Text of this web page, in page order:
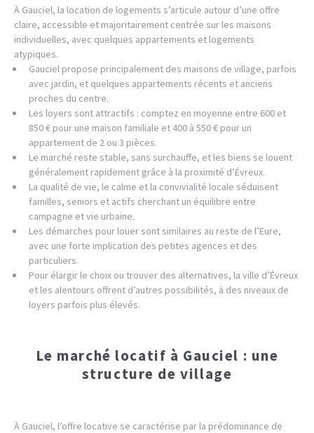
À Gauciel, la location de logements s’articule autour d’une offre
claire, accessible et majoritairement centrée sur les maisons
individuelles, avec quelques appartements et logements
atypiques.
Gauciel propose principalement des maisons de village, parfois
avec jardin, et quelques appartements récents et anciens
proches du centre.
Les loyers sont attractifs : comptez en moyenne entre 600 et
850 € pour une maison familiale et 400 à 550 € pour un
appartement de 2 ou 3 pièces.
Le marché reste stable, sans surchauffe, et les biens se louent
généralement rapidement grâce à la proximité d’Évreux.
La qualité de vie, le calme et la convivialité locale séduisent
familles, seniors et actifs cherchant un équilibre entre
campagne et vie urbaine.
Les démarches pour louer sont similaires au reste de l’Eure,
avec une forte implication des petites agences et des
particuliers.
Pour élargir le choix ou trouver des alternatives, la ville d’Évreux
et les alentours offrent d’autres possibilités, à des niveaux de
loyers parfois plus élevés.
Le marché locatif à Gauciel : une
structure de village
À Gauciel, l’offre locative se caractérise par la prédominance de